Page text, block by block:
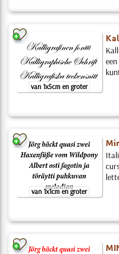
van 1x5cm en groter
van 1x1cm en groter